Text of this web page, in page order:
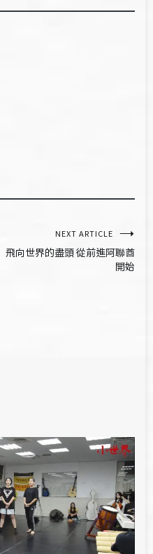
NEXT ARTICLE
飛向世界的盡頭 從前進阿聯酋
開始